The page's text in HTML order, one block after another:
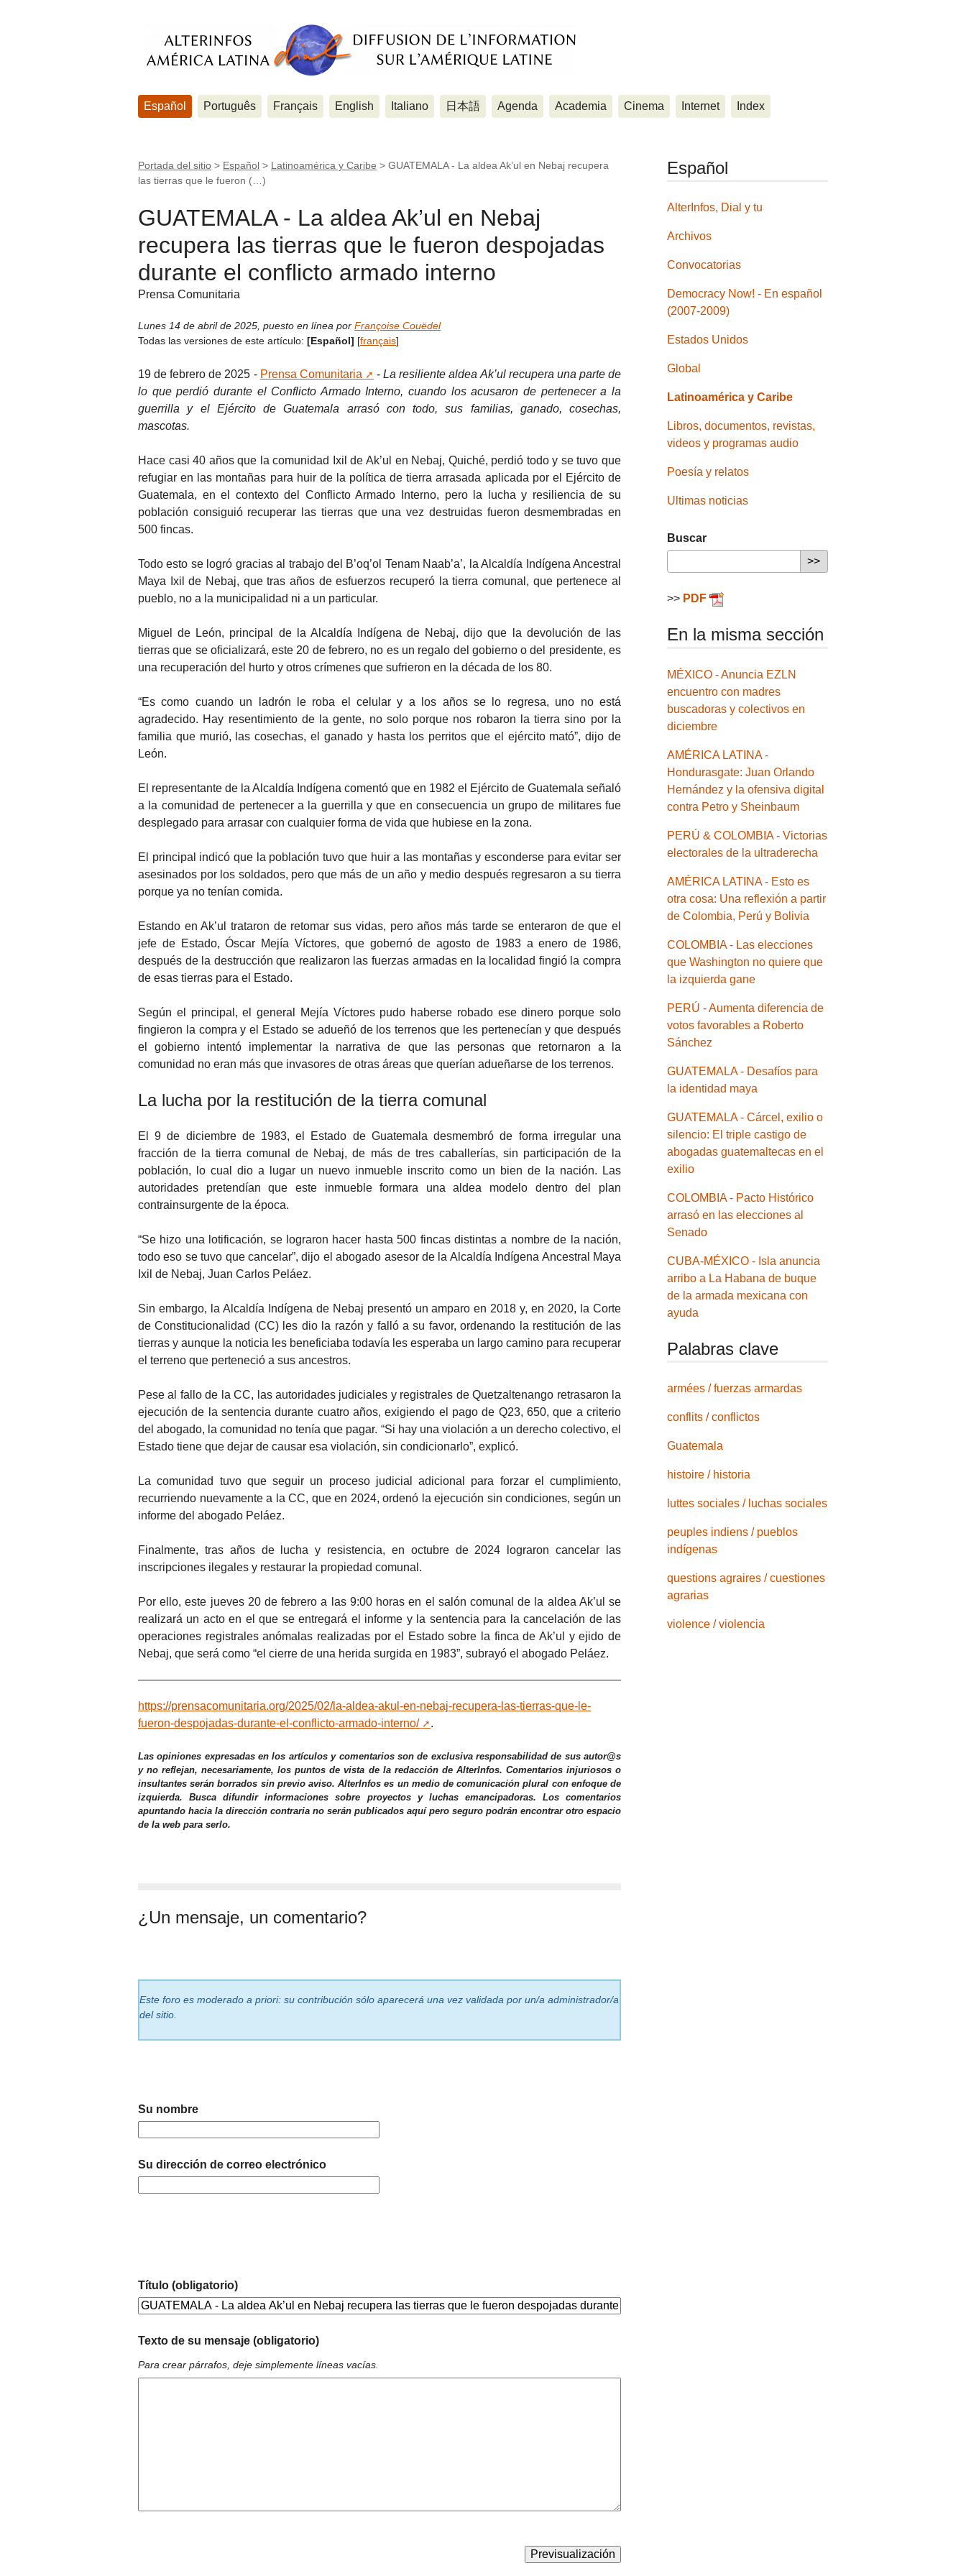
Español Português Français English Italiano 日本語 Agenda Academia Cinema Internet Index
Portada del sitio > Español > Latinoamérica y Caribe > GUATEMALA - La aldea Ak’ul en Nebaj recupera
las tierras que le fueron (…)
GUATEMALA - La aldea Ak’ul en Nebaj
recupera las tierras que le fueron despojadas
durante el conflicto armado interno
Prensa Comunitaria
Lunes 14 de abril de 2025 puesto en línea por Françoise Couëdel
Todas las versiones de este artículo: [Español] [français]
19 de febrero de 2025 - Prensa Comunitaria -La resiliente aldea Ak’ul recupera una parte de
lo que perdió durante el Conflicto Armado Interno, cuando los acusaron de pertenecer a la
guerrilla y el Ejército de Guatemala arrasó con todo, sus familias, ganado, cosechas,
mascotas.
Hace casi 40 años que la comunidad Ixil de Ak’ul en Nebaj, Quiché, perdió todo y se tuvo que
refugiar en las montañas para huir de la política de tierra arrasada aplicada por el Ejército de
Guatemala, en el contexto del Conflicto Armado Interno, pero la lucha y resiliencia de su
población consiguió recuperar las tierras que una vez destruidas fueron desmembradas en
500 fincas.
Todo esto se logró gracias al trabajo del B’oq’ol Tenam Naab’a’, la Alcaldía Indígena Ancestral
Maya Ixil de Nebaj, que tras años de esfuerzos recuperó la tierra comunal, que pertenece al
pueblo, no a la municipalidad ni a un particular.
Miguel de León, principal de la Alcaldía Indígena de Nebaj, dijo que la devolución de las
tierras que se oficializará, este 20 de febrero, no es un regalo del gobierno o del presidente, es
una recuperación del hurto y otros crímenes que sufrieron en la década de los 80.
“Es como cuando un ladrón le roba el celular y a los años se lo regresa, uno no está
agradecido. Hay resentimiento de la gente, no solo porque nos robaron la tierra sino por la
familia que murió, las cosechas, el ganado y hasta los perritos que el ejército mató”, dijo de
León.
El representante de la Alcaldía Indígena comentó que en 1982 el Ejército de Guatemala señaló
a la comunidad de pertenecer a la guerrilla y que en consecuencia un grupo de militares fue
desplegado para arrasar con cualquier forma de vida que hubiese en la zona.
El principal indicó que la población tuvo que huir a las montañas y esconderse para evitar ser
asesinados por los soldados, pero que más de un año y medio después regresaron a su tierra
porque ya no tenían comida.
Estando en Ak’ul trataron de retomar sus vidas, pero años más tarde se enteraron de que el
jefe de Estado, Óscar Mejía Víctores, que gobernó de agosto de 1983 a enero de 1986,
después de la destrucción que realizaron las fuerzas armadas en la localidad fingió la compra
de esas tierras para el Estado.
Según el principal, el general Mejía Víctores pudo haberse robado ese dinero porque solo
fingieron la compra y el Estado se adueñó de los terrenos que les pertenecían y que después
el gobierno intentó implementar la narrativa de que las personas que retornaron a la
comunidad no eran más que invasores de otras áreas que querían adueñarse de los terrenos.
La lucha por la restitución de la tierra comunal
El 9 de diciembre de 1983, el Estado de Guatemala desmembró de forma irregular una
fracción de la tierra comunal de Nebaj, de más de tres caballerías, sin participación de la
población, lo cual dio a lugar un nuevo inmueble inscrito como un bien de la nación. Las
autoridades pretendían que este inmueble formara una aldea modelo dentro del plan
contrainsurgente de la época.
“Se hizo una lotificación, se lograron hacer hasta 500 fincas distintas a nombre de la nación,
todo eso se tuvo que cancelar”, dijo el abogado asesor de la Alcaldía Indígena Ancestral Maya
Ixil de Nebaj, Juan Carlos Peláez.
Sin embargo, la Alcaldía Indígena de Nebaj presentó un amparo en 2018 y, en 2020, la Corte
de Constitucionalidad (CC) les dio la razón y falló a su favor, ordenando la restitución de las
tierras y aunque la noticia les beneficiaba todavía les esperaba un largo camino para recuperar
el terreno que perteneció a sus ancestros.
Pese al fallo de la CC, las autoridades judiciales y registrales de Quetzaltenango retrasaron la
ejecución de la sentencia durante cuatro años, exigiendo el pago de Q23, 650, que a criterio
del abogado, la comunidad no tenía que pagar. “Si hay una violación a un derecho colectivo, el
Estado tiene que dejar de causar esa violación, sin condicionarlo”, explicó.
La comunidad tuvo que seguir un proceso judicial adicional para forzar el cumplimiento,
recurriendo nuevamente a la CC, que en 2024, ordenó la ejecución sin condiciones, según un
informe del abogado Peláez.
Finalmente, tras años de lucha y resistencia, en octubre de 2024 lograron cancelar las
inscripciones ilegales y restaurar la propiedad comunal.
Por ello, este jueves 20 de febrero a las 9:00 horas en el salón comunal de la aldea Ak’ul se
realizará un acto en el que se entregará el informe y la sentencia para la cancelación de las
operaciones registrales anómalas realizadas por el Estado sobre la finca de Ak’ul y ejido de
Nebaj, que será como “el cierre de una herida surgida en 1983”, subrayó el abogado Peláez.
https://prensacomunitaria.org/2025/02/la-aldea-akul-en-nebaj-recupera-las-tierras-que-le-
fueron-despojadas-durante-el-conflicto-armado-interno/
.
Las opiniones expresadas en los artículos y comentarios son de exclusiva responsabilidad de sus autor@s
y no reflejan, necesariamente, los puntos de vista de la redacción de AlterInfos. Comentarios injuriosos o
insultantes serán borrados sin previo aviso. AlterInfos es un medio de comunicación plural con enfoque de
izquierda. Busca difundir informaciones sobre proyectos y luchas emancipadoras. Los comentarios
apuntando hacia la dirección contraria no serán publicados aquí pero seguro podrán encontrar otro espacio
de la web para serlo.
¿Un mensaje, un comentario?
Este foro es moderado a priori: su contribución sólo aparecerá una vez validada por un/a administrador/a
del sitio.
Su nombre
Su dirección de correo electrónico
Título (obligatorio)
Texto de su mensaje (obligatorio)
Para crear párrafos, deje simplemente líneas vacías.
Español
AlterInfos, Dial y tu
Archivos
Convocatorias
Democracy Now! - En español
(2007-2009)
Estados Unidos
Global
Latinoamérica y Caribe
Libros, documentos, revistas,
videos y programas audio
Poesía y relatos
Ultimas noticias
Buscar
>> PDF
En la misma sección
MÉXICO - Anuncia EZLN
encuentro con madres
buscadoras y colectivos en
diciembre
AMÉRICA LATINA -
Hondurasgate: Juan Orlando
Hernández y la ofensiva digital
contra Petro y Sheinbaum
PERÚ & COLOMBIA - Victorias
electorales de la ultraderecha
AMÉRICA LATINA - Esto es
otra cosa: Una reflexión a partir
de Colombia, Perú y Bolivia
COLOMBIA - Las elecciones
que Washington no quiere que
la izquierda gane
PERÚ - Aumenta diferencia de
votos favorables a Roberto
Sánchez
GUATEMALA - Desafíos para
la identidad maya
GUATEMALA - Cárcel, exilio o
silencio: El triple castigo de
abogadas guatemaltecas en el
exilio
COLOMBIA - Pacto Histórico
arrasó en las elecciones al
Senado
CUBA-MÉXICO - Isla anuncia
arribo a La Habana de buque
de la armada mexicana con
ayuda
Palabras clave
armées / fuerzas armardas
conflits / conflictos
Guatemala
histoire / historia
luttes sociales / luchas sociales
peuples indiens / pueblos
indígenas
questions agraires / cuestiones
agrarias
violence / violencia